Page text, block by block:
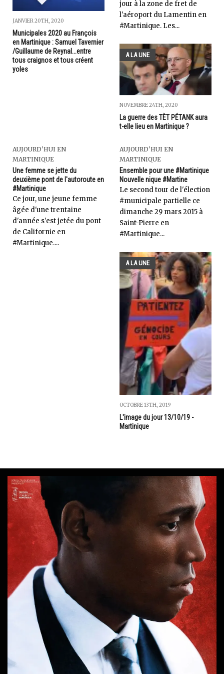
JANVIER 20TH, 2020
Municipales 2020 au François
en Martinique : Samuel Tavernier
/Guillaume de Reynal...entre
tous craignos et tous créent
yoles
jour à la zone de fret de
l'aéroport du Lamentin en
#Martinique. Les...
A LA UNE
NOVEMBRE 24TH, 2020
La guerre des TÈT PÉTANK aura
t-elle lieu en Martinique ?
AUJOURD'HUI EN
MARTINIQUE
Une femme se jette du
deuxième pont de l'autoroute en
#Martinique
Ce jour, une jeune femme
âgée d'une trentaine
d'année s'est jetée du pont
de Californie en
#Martinique....
AUJOURD'HUI EN
MARTINIQUE
Ensemble pour une #Martinique
Nouvelle nique #Martine
Le second tour de l'élection
#municipale partielle ce
dimanche 29 mars 2015 à
Saint-Pierre en
#Martinique...
A LA UNE
OCTOBRE 13TH, 2019
L'image du jour 13/10/19 -
Martinique